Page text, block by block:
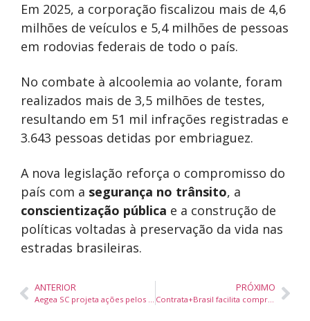
Em 2025, a corporação fiscalizou mais de 4,6
milhões de veículos e 5,4 milhões de pessoas
em rodovias federais de todo o país.
No combate à alcoolemia ao volante, foram
realizados mais de 3,5 milhões de testes,
resultando em 51 mil infrações registradas e
3.643 pessoas detidas por embriaguez.
A nova legislação reforça o compromisso do
país com a segurança no trânsito, a
conscientização pública e a construção de
políticas voltadas à preservação da vida nas
estradas brasileiras.
ANTERIOR
Aegea SC projeta ações pelos 500 anos de Santa Catarina e amplia investimentos em saneamento no estado
PRÓXIMO
Contrata+Brasil facilita compra de R$ 108 milhões da agricultura familiar para merenda escolar